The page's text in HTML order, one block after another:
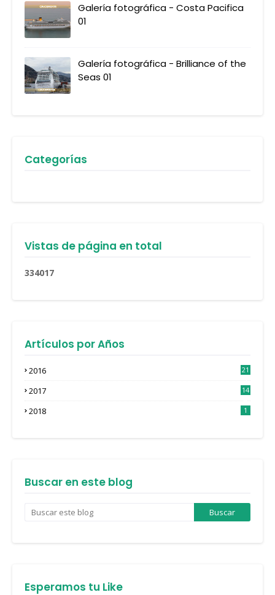
Galería fotográfica - Costa Pacifica
01
Galería fotográfica - Brilliance of the
Seas 01
Categorías
Vistas de página en total
334017
Artículos por Años
2016
21
2017
14
2018 1
Buscar en este blog
Esperamos tu Like